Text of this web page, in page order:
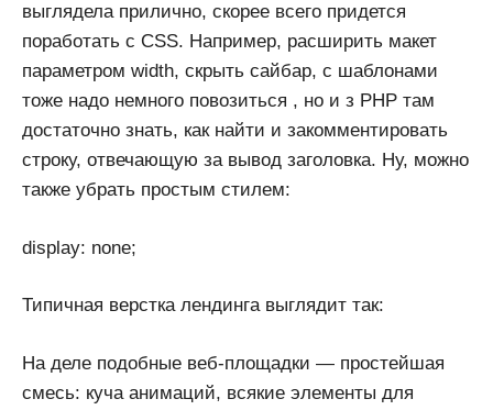
выглядела прилично, скорее всего придется
поработать с CSS. Например, расширить макет
параметром width, скрыть сайбар, с шаблонами
тоже надо немного повозиться , но и з PHP там
достаточно знать, как найти и закомментировать
строку, отвечающую за вывод заголовка. Ну, можно
также убрать простым стилем:
display: none;
Типичная верстка лендинга выглядит так:
На деле подобные веб-площадки — простейшая
смесь: куча анимаций, всякие элементы для